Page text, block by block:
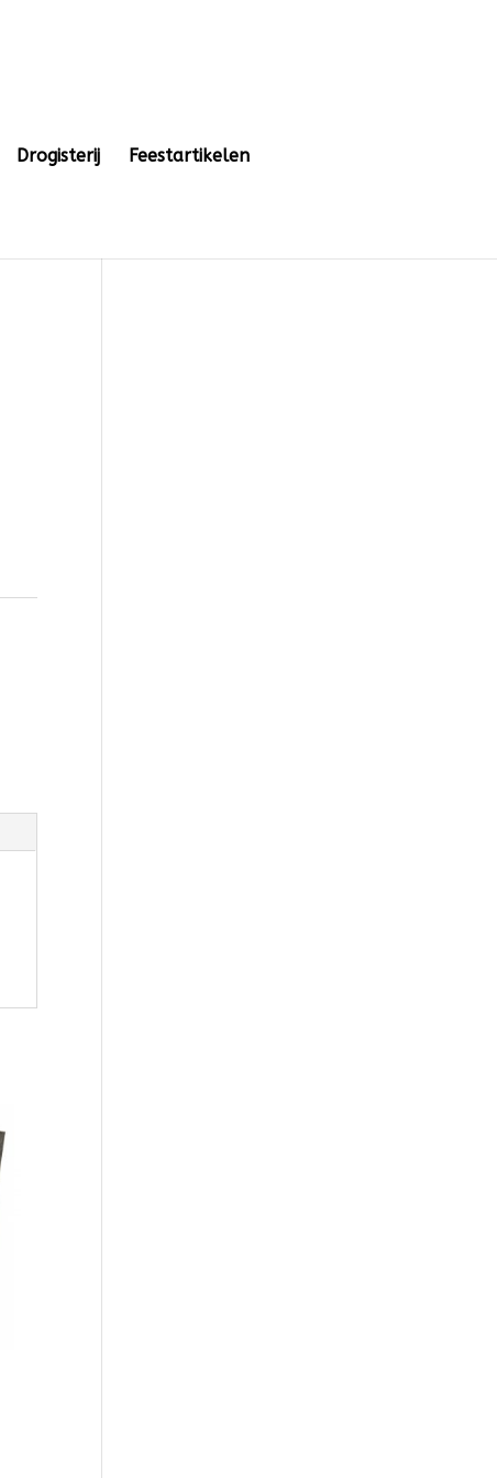
Drogisterij
Feestartikelen